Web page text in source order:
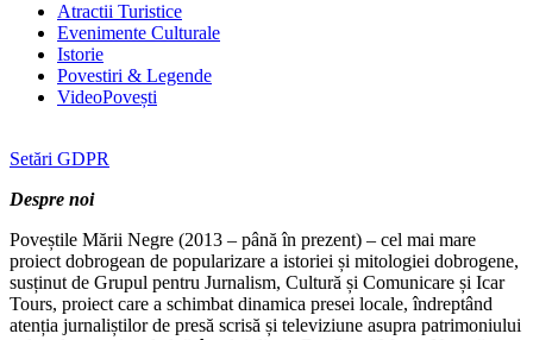
Atractii Turistice
Evenimente Culturale
Istorie
Povestiri & Legende
VideoPovești
Setări GDPR
Despre noi
Poveștile Mării Negre (2013 – până în prezent) – cel mai mare
proiect dobrogean de popularizare a istoriei și mitologiei dobrogene,
susținut de Grupul pentru Jurnalism, Cultură și Comunicare și Icar
Tours, proiect care a schimbat dinamica presei locale, îndreptând
atenția jurnaliștilor de presă scrisă și televiziune asupra patrimoniului